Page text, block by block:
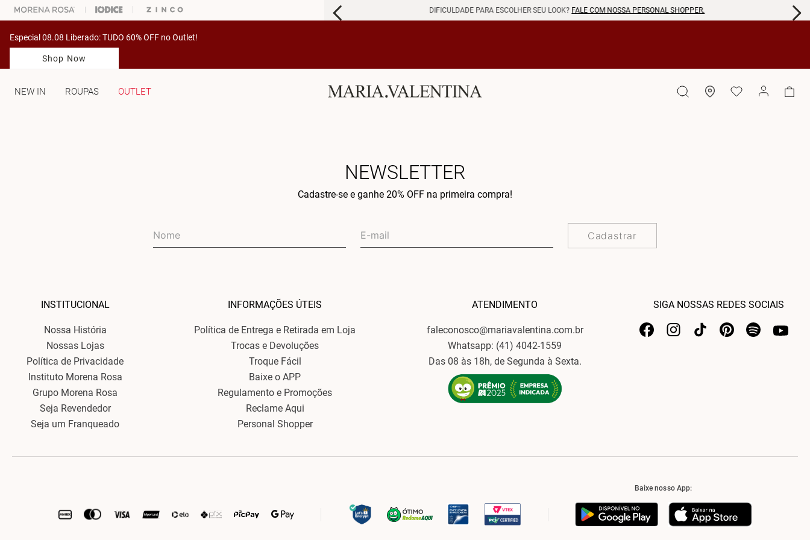
OFF NA SUA 1° COMPRA USANDO O CUPOM: PRIMEIRAMV DIFICULDADE PARA ESCOLHER SEU LOOK? FALE COM NOSSA PERSONAL SHOPPER.
Especial 08.08 Liberado: TUDO 60% OFF no Outlet!
Shop Now
NEW IN ROUPAS OUTLET
NEWSLETTER
Cadastre-se e ganhe 20% OFF na primeira compra!
Cadastrar
INSTITUCIONAL
Nossa História
Nossas Lojas
Política de Privacidade
Instituto Morena Rosa
Grupo Morena Rosa
Seja Revendedor
Seja um Franqueado
INFORMAÇÕES ÚTEIS
Política de Entrega e Retirada em Loja
Trocas e Devoluções
Troque Fácil
Baixe o APP
Regulamento e Promoções
Reclame Aqui
Personal Shopper
ATENDIMENTO
faleconosco@mariavalentina.com.br
Whatsapp: (41) 4042-1559
Das 08 às 18h, de Segunda à Sexta.
SIGA NOSSAS REDES SOCIAIS
Baixe nosso App: